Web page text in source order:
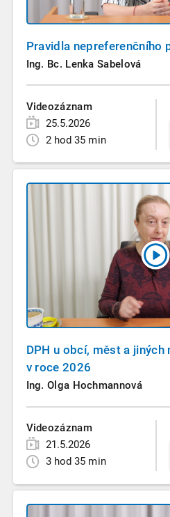
Pravidla nepreferenčního
Ing. Bc. Lenka Sabelová
Videozáznam
25.5.2026
2 hod 35 min
DPH u obcí, měst a
v roce 2026
Ing. Olga Hochmannová
Videozáznam
21.5.2026
3 hod 35 min